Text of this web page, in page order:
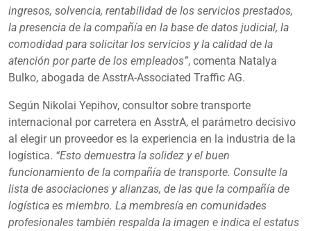
ingresos, solvencia, rentabilidad de los servicios prestados,
la presencia de la compañía en la base de datos judicial, la
comodidad para solicitar los servicios y la calidad de la
atención por parte de los empleados”, comenta Natalya
Bulko, abogada de AsstrA-Associated Traffic AG.
Según Nikolai Yepihov, consultor sobre transporte
internacional por carretera en AsstrA, el parámetro decisivo
al elegir un proveedor es la experiencia en la industria de la
logística. “Esto demuestra la solidez y el buen
funcionamiento de la compañía de transporte. Consulte la
lista de asociaciones y alianzas, de las que la compañía de
logística es miembro. La membresía en comunidades
profesionales también respalda la imagen e indica el estatus